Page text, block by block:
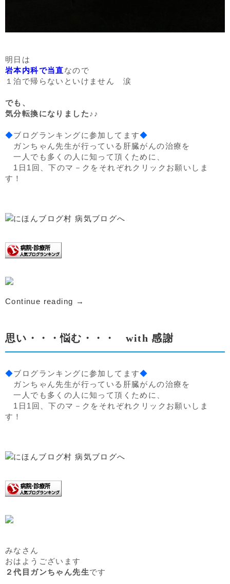
明日は
岩本内科で当直なので
１泊で帰らないといけません 涙
でも、
気分転換になりました♪♪
◆ブログランキングに参加してます◆
ガンちゃん先生が行っている肝臓がんの治療を
一人でも多くの人に知って頂くために、
1日1回、下のマ－クをそれぞれクリックお願いしま
す！
Continue reading →
思い・・・悩む・・・ with 感謝
◆ブログランキングに参加してます◆
ガンちゃん先生が行っている肝臓がんの治療を
一人でも多くの人に知って頂くために、
1日1回、下のマ－クをそれぞれクリックお願いしま
す！
みなさん
おはようございます
２代目ガンちゃん先生です